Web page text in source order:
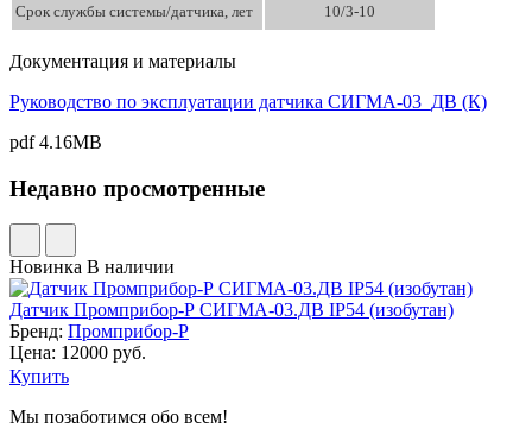
Срок службы системы/датчика, лет 10/3-10
Документация и материалы
Руководство по эксплуатации датчика СИГМА-03_ДВ (К)
pdf 4.16MB
Недавно просмотренные
Новинка В наличии
Датчик Промприбор-Р СИГМА-03.ДВ IP54 (изобутан)
Бренд: Промприбор-Р
Цена: 12000 руб.
Купить
Мы позаботимся обо всем!